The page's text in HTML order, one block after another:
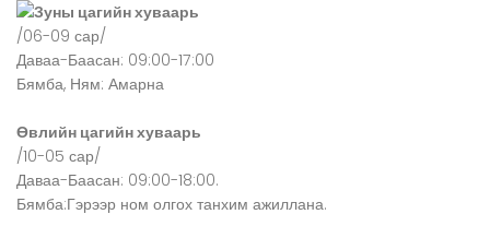
Зуны цагийн хуваарь
/06-09 сар/
Даваа-Баасан: 09:00-17:00
Бямба, Ням: Амарна
Өвлийн цагийн хуваарь
/10-05 сар/
Даваа-Баасан: 09:00-18:00.
Бямба:Гэрээр ном олгох танхим ажиллана.